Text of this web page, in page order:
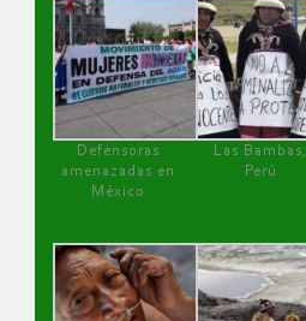
Defensoras
amenazadas en
México
Las Bambas,
Perú